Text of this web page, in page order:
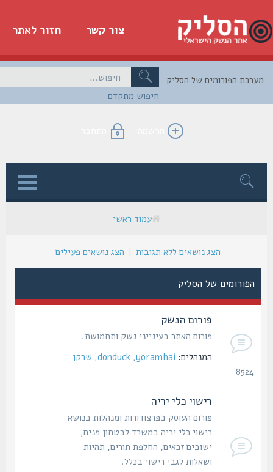
חזור לאתר צור קשר
חיפוש מתקדם
הפורומים של הסליק
הרשמה התחבר
עמוד ראשי
הצג נושאים ללא תגובות | הצג נושאים פעילים
הפורומים של הסליק
פורום הנשק
פורום האתר בעינייני נשק ותחמושת.
המנהלים: yoramhai
,
donduck
,שרקן
8524
רישוי כלי יריה
פורום העוסק בפרצודורות ומנהלות בנושא
רישוי כלי יריה במשרד לבטחון פנים,
ישובים זכאים, החלפת תורים, תהיות
ושאלות לגבי רישוי בכלל.